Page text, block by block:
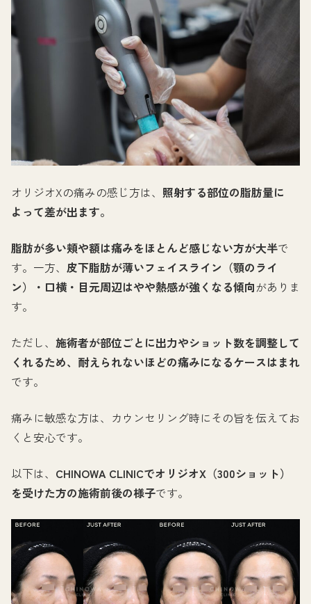
オリジオXの痛みの感じ方は、 照射する部位の脂肪量に
よって差が出ます。
脂肪が多い頬や額は痛みをほとんど感じない方が大半で
す。一方、 皮下脂肪が薄いフェイスライン（顎のライ
ン）・口横・目元周辺はやや熱感が強くなる傾向がありま
す。
ただし、 施術者が部位ごとに出力やショット数を調整して
くれるため、耐えられないほどの痛みになるケースはまれ
です。
痛みに敏感な方は、カウンセリング時にその旨を伝えてお
くと安心です。
以下は、 CHINOWA CLINICでオリジオX（300ショット）
を受けた方の施術前後の様子です。